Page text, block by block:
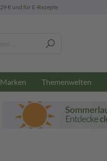
€ und für E-Rezepte
Marken Themenwelten